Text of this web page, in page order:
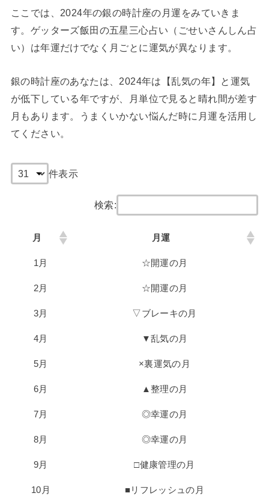
ここでは、2024年の銀の時計座の月運をみていきま
す。ゲッターズ飯田の五星三心占い（ごせいさんしん占
い）は年運だけでなく月ごとに運気が異なります。
銀の時計座のあなたは、2024年は【乱気の年】と運気
が低下している年ですが、月単位で見ると晴れ間が差す
月もあります。うまくいかない悩んだ時に月運を活用し
てください。
件表示
検索:
月 月運
1月 ☆開運の月
2月 ☆開運の月
3月 ▽ブレーキの月
4月 ▼乱気の月
5月 ×裏運気の月
6月 ▲整理の月
7月 ◎幸運の月
8月 ◎幸運の月
9月 □健康管理の月
10月 ■リフレッシュの月